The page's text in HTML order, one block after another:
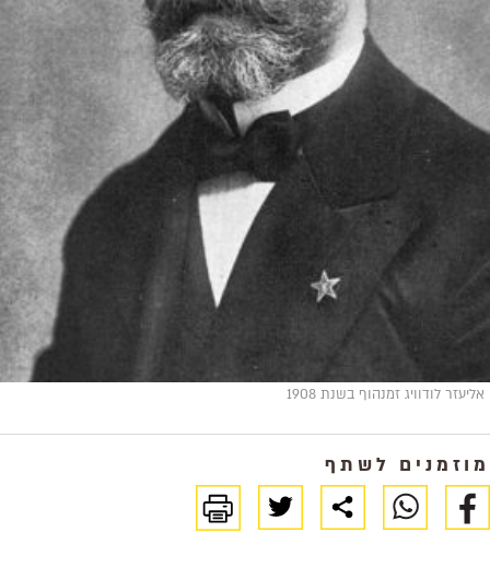
אליעזר לודוויג זמנהוף בשנת 1908
מוזמנים לשתף